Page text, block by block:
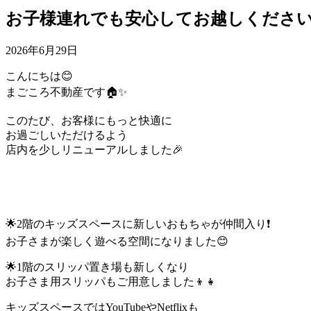
お子様連れでも安心してお越しくださ
2026年6月29日
こんにちは😊
まごころ不動産です🏠✨
このたび、お客様にもっと快適に
お過ごしいただけるよう
店内を少しリニューアルしました🎉
🌟2階のキッズスペースに新しいおもちゃが仲間入り❗️
お子さまが楽しく遊べる空間になりました😊
🌟1階のスリッパ置き場も新しくなり
お子さま用スリッパもご用意しました👦👧
キッズスペースではYouTubeやNetflixも